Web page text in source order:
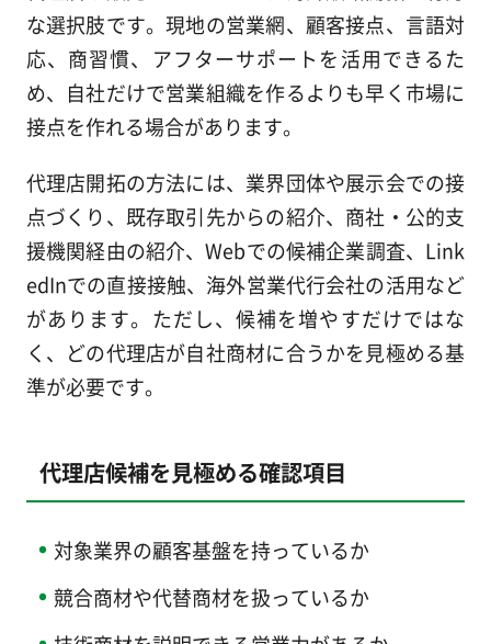
な選択肢です。現地の営業網、顧客接点、言語対
応、商習慣、アフターサポートを活用できるた
め、自社だけで営業組織を作るよりも早く市場に
接点を作れる場合があります。
代理店開拓の方法には、業界団体や展示会での接
点づくり、既存取引先からの紹介、商社・公的支
援機関経由の紹介、Webでの候補企業調査、Link
edInでの直接接触、海外営業代行会社の活用など
があります。ただし、候補を増やすだけではな
く、どの代理店が自社商材に合うかを見極める基
準が必要です。
代理店候補を見極める確認項目
対象業界の顧客基盤を持っているか
競合商材や代替商材を扱っているか